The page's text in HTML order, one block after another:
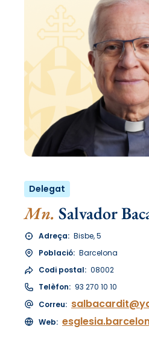
Delegat
Mn. Salvador
Adreça: Bisbe, 5
Població: Barcelona
Codi postal: 08002
Telèfon: 93 270 10 10
Correu:
Web: